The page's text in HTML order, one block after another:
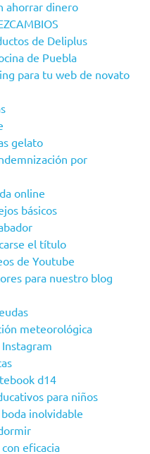
ahorrar dinero
de Deliplus
de Puebla
para tu web de novato
gelato
por
online
básicos
el título
de Youtube
para nuestro blog
meteorológica
d14
para niños
inolvidable
eficacia